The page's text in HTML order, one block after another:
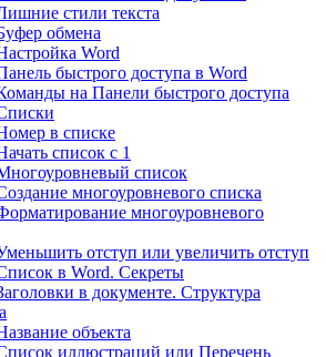
стили текста
обмена
Word
быстрого доступа в Word
на Панели быстрого доступа
в списке
список с 1
список
многоуровневого списка
многоуровневого
отступ или увеличить отступ
в Word. Секреты
в документе. Структура
объекта
иллюстраций или Перечень